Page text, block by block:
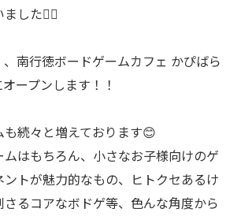
した🙇‍♂️
南行徳ボードゲームカフェ かぴばら
ープンします！！
続々と増えております😊
はもちろん、小さなお子様向けのゲ
トが魅力的なもの、ヒトクセあるけ
さるコアなボドゲ等、色んな角度から